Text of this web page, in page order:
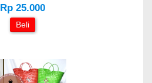
Rp 25.000
Beli